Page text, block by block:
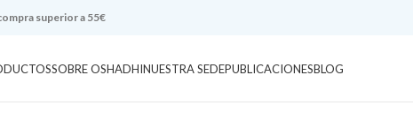
superior a 55€
SOBRE OSHADHINUESTRA SEDEPUBLICACIONESBLOG